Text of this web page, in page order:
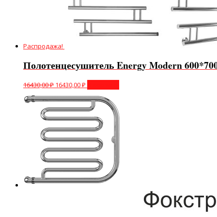
Распродажа!
Полотенцесушитель Energy Modern
16430,00₽ 16430,00₽